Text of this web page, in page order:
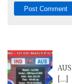
[…]